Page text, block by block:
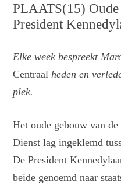
PLAATS(15)
President
Elke week bespreekt
Centraal heden en
plek.
Het oude gebouw van
Dienst lag ingeklemd
De President
beide genoemd naar